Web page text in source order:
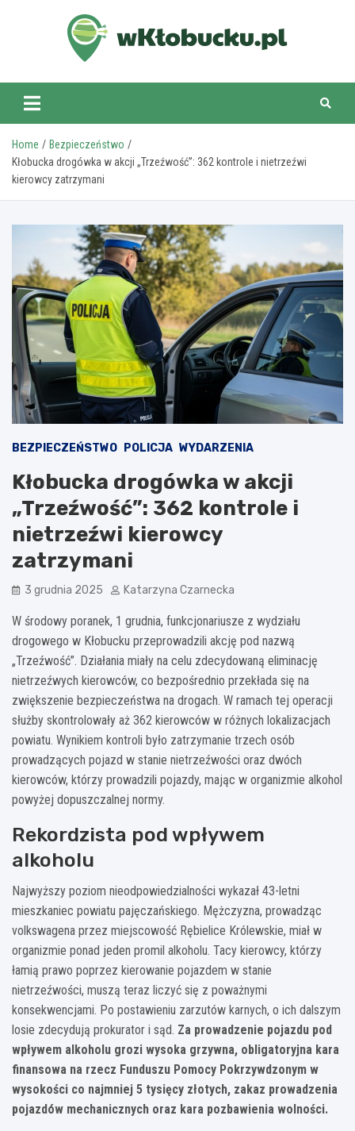
wKlobucku.pl
Home
Bezpieczeństwo
Kłobucka drogówka w akcji „Trzeźwość”: 362 kontrole i nietrzeźwi
kierowcy zatrzymani
BEZPIECZEŃSTWO POLICJA WYDARZENIA
Kłobucka drogówka w akcji
„Trzeźwość”: 362 kontrole i
nietrzeźwi kierowcy
zatrzymani
3 grudnia 2025 Katarzyna Czarnecka
W środowy poranek, 1 grudnia, funkcjonariusze z wydziału
drogowego w Kłobucku przeprowadzili akcję pod nazwą
„Trzeźwość”. Działania miały na celu zdecydowaną eliminację
nietrzeźwych kierowców, co bezpośrednio przekłada się na
zwiększenie bezpieczeństwa na drogach. W ramach tej operacji
służby skontrolowały aż 362 kierowców w różnych lokalizacjach
powiatu. Wynikiem kontroli było zatrzymanie trzech osób
prowadzących pojazd w stanie nietrzeźwości oraz dwóch
kierowców, którzy prowadzili pojazdy, mając w organizmie alkohol
powyżej dopuszczalnej normy.
Rekordzista pod wpływem
alkoholu
Najwyższy poziom nieodpowiedzialności wykazał 43-letni
mieszkaniec powiatu pajęczańskiego. Mężczyzna, prowadząc
volkswagena przez miejscowość Rębielice Królewskie, miał w
organizmie ponad jeden promil alkoholu. Tacy kierowcy, którzy
łamią prawo poprzez kierowanie pojazdem w stanie
nietrzeźwości, muszą teraz liczyć się z poważnymi
konsekwencjami. Po postawieniu zarzutów karnych, o ich dalszym
losie zdecydują prokurator i sąd. Za prowadzenie pojazdu pod
wpływem alkoholu grozi wysoka grzywna, obligatoryjna kara
finansowa na rzecz Funduszu Pomocy Pokrzywdzonym w
wysokości co najmniej 5 tysięcy złotych, zakaz prowadzenia
pojazdów mechanicznych oraz kara pozbawienia wolności.